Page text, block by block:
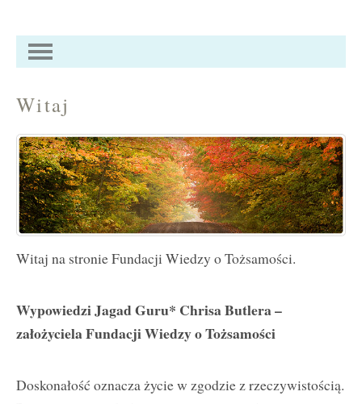
Witaj
Witaj na stronie Fundacji Wiedzy o Tożsamości.
Wypowiedzi Jagad Guru* Chrisa Butlera –
założyciela Fundacji Wiedzy o Tożsamości
Doskonałość oznacza życie w zgodzie z rzeczywistością.